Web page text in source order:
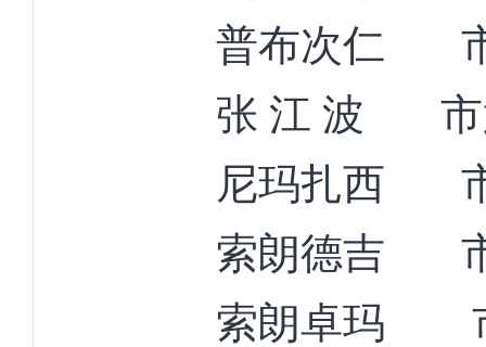
普布次仁
张 江 波
尼玛扎西
索朗德吉
索朗卓玛